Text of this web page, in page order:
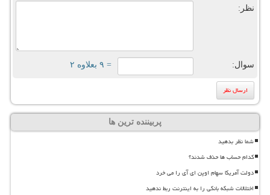
نظر:
سوال: = ۹ بعلاوه ۲
پربیننده ترین ها
شما نظر بدهید
کدام حساب ها حذف شدند؟
دولت آمریکا سهام اوپن ای آی را می خرد
اختلالات شبکه بانکی را به اینترنت ربط ندهید